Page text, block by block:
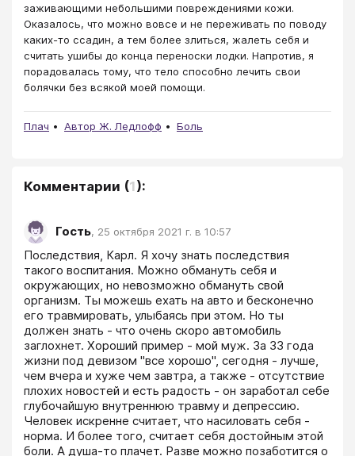
заживающими небольшими повреждениями кожи.
Оказалось, что можно вовсе и не переживать по поводу
каких-то ссадин, а тем более злиться, жалеть себя и
считать ушибы до конца переноски лодки. Напротив, я
порадовалась тому, что тело способно лечить свои
болячки без всякой моей помощи.
Плач Автор Ж. Ледлофф Боль
Комментарии (1):
Гость, 25 октября 2021 г. в 10:57
Последствия, Карл. Я хочу знать последствия
такого воспитания. Можно обмануть себя и
окружающих, но невозможно обмануть свой
организм. Ты можешь ехать на авто и бесконечно
его травмировать, улыбаясь при этом. Но ты
должен знать - что очень скоро автомобиль
заглохнет. Хороший пример - мой муж. За 33 года
жизни под девизом "все хорошо", сегодня - лучше,
чем вчера и хуже чем завтра, а также - отсутствие
плохих новостей и есть радость - он заработал себе
глубочайшую внутреннюю травму и депрессию.
Человек искренне считает, что насиловать себя -
норма. И более того, считает себя достойным этой
боли. А душа-то плачет. Разве можно позаботится о